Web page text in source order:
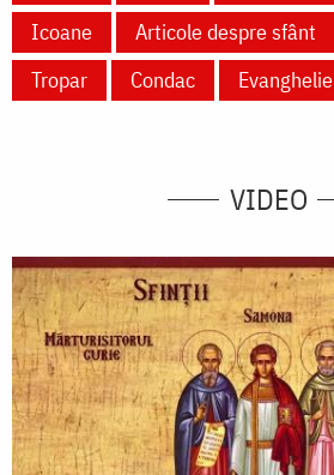
Icoane
Articole despre sfânt
Tropar
Condac Evanghelie
VIDEO